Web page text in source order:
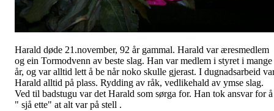
Harald døde 21.november, 92 år gammal. Harald var æresmedlem
og ein Tormodvenn av beste slag. Han var medlem i styret i mange
år, og var alltid lett å be når noko skulle gjerast. I dugnadsarbeid
Harald alltid på plass. Rydding av råk, vedlikehald av ymse slag.
Ved til badstugu var det Harald som sørga for. Han tok ansvar for å
" sjå ette" at alt var på stell .